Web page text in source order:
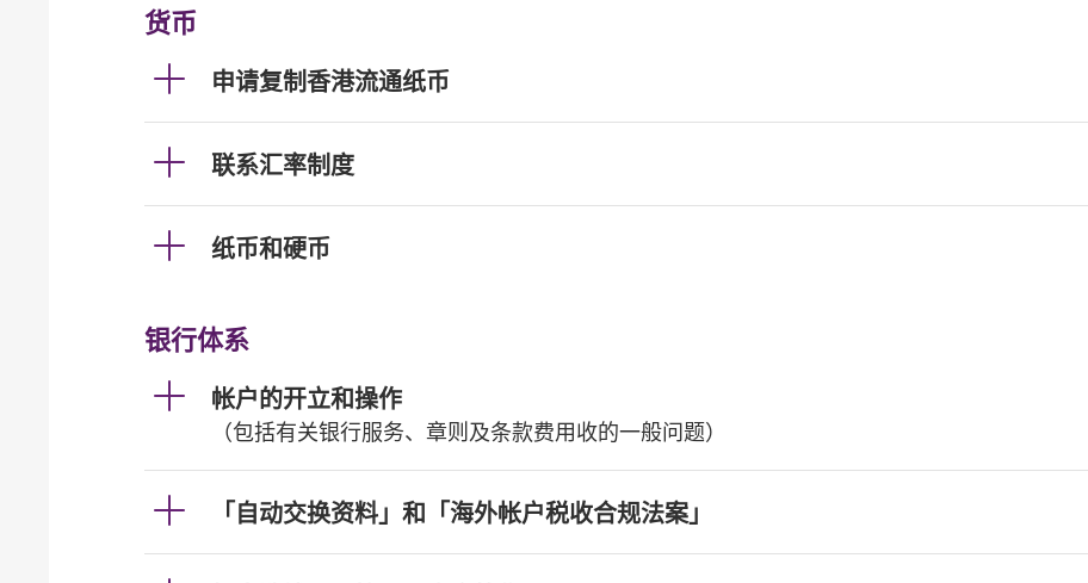
货币
申请复制香港流通纸币
联系汇率制度
纸币和硬币
银行体系
帐户的开立和操作
（包括有关银行服务、章则及条款费用收的一般问题）
「自动交换资料」和「海外帐户税收合规法案」